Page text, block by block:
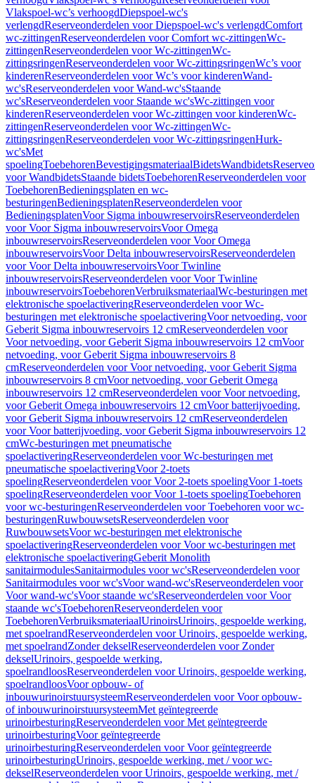
Vlakspoel-wc’s verhoogdDiepspoel-wc's
verlengdReserveonderdelen voor Diepspoel-wc's verlengdComfort
wc-zittingenReserveonderdelen voor Comfort wc-zittingenWc-
zittingenReserveonderdelen voor Wc-zittingenWc-
zittingsringenReserveonderdelen voor Wc-zittingsringenWc’s voor
kinderenReserveonderdelen voor Wc’s voor kinderenWand-
wc'sReserveonderdelen voor Wand-wc'sStaande
wc'sReserveonderdelen voor Staande wc'sWc-zittingen voor
kinderenReserveonderdelen voor Wc-zittingen voor kinderenWc-
zittingenReserveonderdelen voor Wc-zittingenWc-
zittingsringenReserveonderdelen voor Wc-zittingsringenHurk-
wc'sMet
spoelingToebehorenBevestigingsmateriaalBidetsWandbidets
voor WandbidetsStaande bidetsToebehorenReserveonderdelen voor
ToebehorenBedieningsplaten en wc-
besturingenBedieningsplatenReserveonderdelen voor
BedieningsplatenVoor Sigma inbouwreservoirsReserveonderdelen
voor Voor Sigma inbouwreservoirsVoor Omega
inbouwreservoirsReserveonderdelen voor Voor Omega
inbouwreservoirsVoor Delta inbouwreservoirsReserveonderdelen
voor Voor Delta inbouwreservoirsVoor Twinline
inbouwreservoirsReserveonderdelen voor Voor Twinline
inbouwreservoirsToebehorenVerbruiksmateriaalWc-besturingen met
elektronische spoelactiveringReserveonderdelen voor Wc-
besturingen met elektronische spoelactiveringVoor netvoeding, voor
Geberit Sigma inbouwreservoirs 12 cmReserveonderdelen voor
Voor netvoeding, voor Geberit Sigma inbouwreservoirs 12 cmVoor
netvoeding, voor Geberit Sigma inbouwreservoirs 8
cmReserveonderdelen voor Voor netvoeding, voor Geberit Sigma
inbouwreservoirs 8 cmVoor netvoeding, voor Geberit Omega
inbouwreservoirs 12 cmReserveonderdelen voor Voor netvoeding,
voor Geberit Omega inbouwreservoirs 12 cmVoor batterijvoeding,
voor Geberit Sigma inbouwreservoirs 12 cmReserveonderdelen
voor Voor batterijvoeding, voor Geberit Sigma inbouwreservoirs 12
cmWc-besturingen met pneumatische
spoelactiveringReserveonderdelen voor Wc-besturingen met
pneumatische spoelactiveringVoor 2-toets
spoelingReserveonderdelen voor Voor 2-toets spoelingVoor 1-toets
spoelingReserveonderdelen voor Voor 1-toets spoelingToebehoren
voor wc-besturingenReserveonderdelen voor Toebehoren voor wc-
besturingenRuwbouwsetsReserveonderdelen voor
RuwbouwsetsVoor wc-besturingen met elektronische
spoelactiveringReserveonderdelen voor Voor wc-besturingen met
elektronische spoelactiveringGeberit Monolith
sanitairmodulesSanitairmodules voor wc'sReserveonderdelen voor
Sanitairmodules voor wc'sVoor wand-wc'sReserveonderdelen voor
Voor wand-wc'sVoor staande wc'sReserveonderdelen voor Voor
staande wc'sToebehorenReserveonderdelen voor
ToebehorenVerbruiksmateriaalUrinoirsUrinoirs, gespoelde werking,
met spoelrandReserveonderdelen voor Urinoirs, gespoelde werking,
met spoelrandZonder dekselReserveonderdelen voor Zonder
dekselUrinoirs, gespoelde werking,
spoelrandloosReserveonderdelen voor Urinoirs, gespoelde werking,
spoelrandloosVoor opbouw- of
inbouwurinoirstuursysteemReserveonderdelen voor Voor opbouw-
of inbouwurinoirstuursysteemMet geïntegreerde
urinoirbesturingReserveonderdelen voor Met geïntegreerde
urinoirbesturingVoor geïntegreerde
urinoirbesturingReserveonderdelen voor Voor geïntegreerde
urinoirbesturingUrinoirs, gespoelde werking, met / voor wc-
dekselReserveonderdelen voor Urinoirs, gespoelde werking, met /